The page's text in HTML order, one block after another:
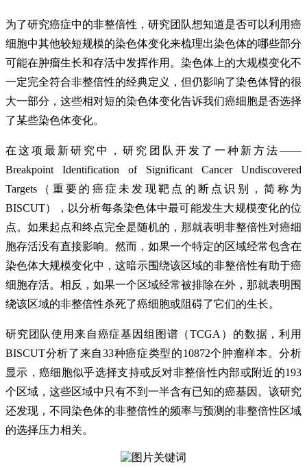
为了研究癌症中的非整倍性，研究团队想知道是否可以利用癌
细胞中其他较短规模的染色体变化来梳理出染色体的哪些部分
可能在肿瘤生长和存活中发挥作用。染色体上的大规模变化不
一定完全符合非整倍性的经典定义，但仍影响了染色体臂的很
大一部分，这些相对短的染色体变化告诉我们癌细胞是否选择
了某些染色体变化。
在这项最新研究中，研究团队开发了一种新方法——
Breakpoint Identification of Significant Cancer Undiscovered
Targets（重要的癌症未发现靶点的断点识别，简称为
BISCUT），以分析每条染色体中最可能发生大规模变化的位
点。如果起点和终点完全是随机的，那就表明非整倍性对癌细
胞存活没有直接影响。然而，如果一个特定的区域经常包含在
染色体大规模变化中，这暗示围绕该区域的非整倍性有助于癌
细胞存活。相反，如果一个区域经常被排除在外，那就表明围
绕该区域的非整倍性杀死了癌细胞或阻碍了它们的生长。
研究团队使用来自癌症基因组图谱（TCGA）的数据，利用
BISCUT分析了来自33种癌症类型的10872个肿瘤样本。分析
显示，癌细胞似乎选择支持或反对非整倍性内部或附近的193
个区域，这些区域中只有不到一半含有已知的癌基因。该研究
还发现，不同染色体的非整倍性的频率与预测的非整倍性区域
的选择压力相关。